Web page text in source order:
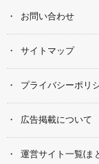
お問い合わせ
サイトマップ
プライバシーポリ
広告掲載について
運営サイト一覧(ま